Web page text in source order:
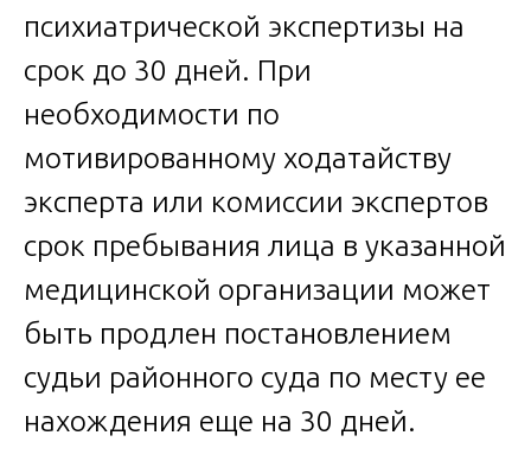
психиатрической экспертизы на
срок до 30 дней. При
необходимости по
мотивированному ходатайству
эксперта или комиссии экспертов
срок пребывания лица в указанной
медицинской организации может
быть продлен постановлением
судьи районного суда по месту ее
нахождения еще на 30 дней.